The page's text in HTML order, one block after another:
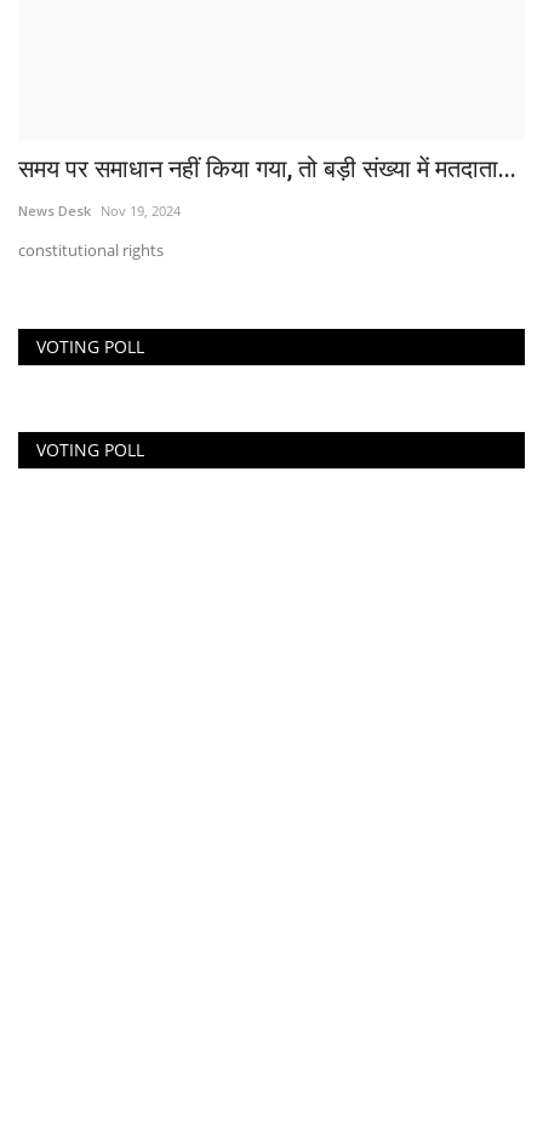
समय पर समाधान नहीं किया गया, तो बड़ी संख्या में मतदाता...
News Desk Nov 19, 2024
constitutional rights
VOTING POLL
VOTING POLL